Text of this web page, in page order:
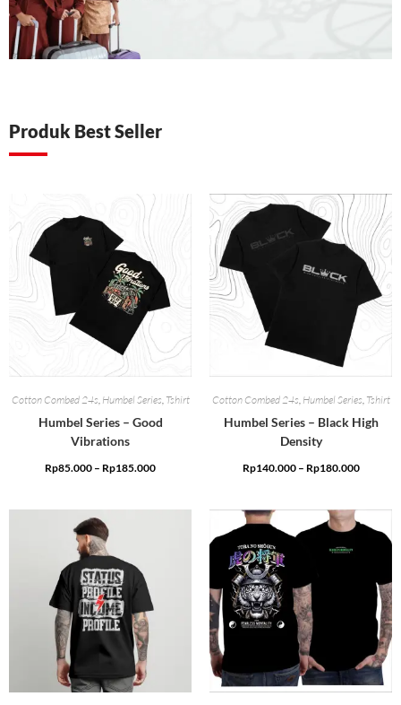
Produk Best Seller
Cotton Combed 24s, Humbel Series, Tshirt
Humbel Series – Good
Vibrations
Rp85.000 – Rp185.000
Cotton Combed 24s, Humbel Series, Tshirt
Humbel Series – Black High
Density
Rp140.000 – Rp180.000